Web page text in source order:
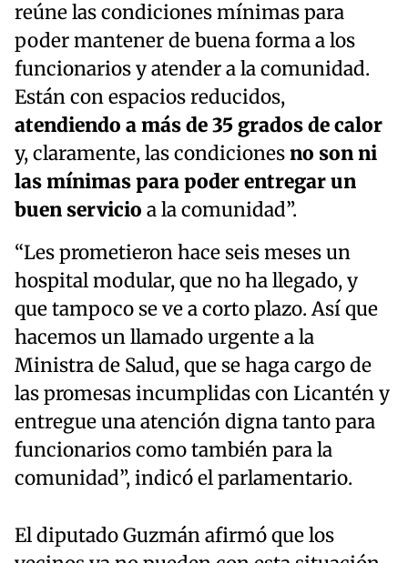
reúne las condiciones mínimas para
poder mantener de buena forma a los
funcionarios y atender a la comunidad.
Están con espacios reducidos,
atendiendo a más de 35 grados de calor
y, claramente, las condicionesno son ni
las mínimas para poder entregar un
buen servicio a la comunidad”.
“Les prometieron hace seis meses un
hospital modular, que no ha llegado, y
que tampoco se ve a corto plazo. Así que
hacemos un llamado urgente a la
Ministra de Salud, que se haga cargo de
las promesas incumplidas con Licantén y
entregue una atención digna tanto para
funcionarios como también para la
comunidad”, indicó el parlamentario.
El diputado Guzmán afirmó que los